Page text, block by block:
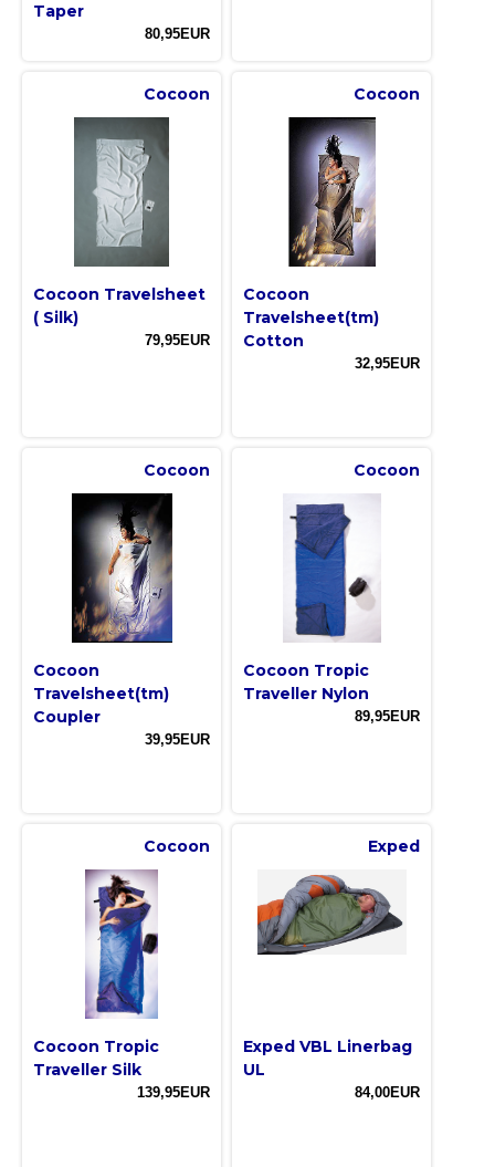
Taper
80,95EUR
Cocoon
Cocoon Travelsheet
( Silk)
79,95EUR
Cocoon
Cocoon
Travelsheet(tm)
Cotton
32,95EUR
Cocoon
Cocoon
Travelsheet(tm)
Coupler
39,95EUR
Cocoon
Cocoon Tropic
Traveller Nylon
89,95EUR
Cocoon
Cocoon Tropic
Traveller Silk
139,95EUR
Exped
Exped VBL Linerbag
UL
84,00EUR